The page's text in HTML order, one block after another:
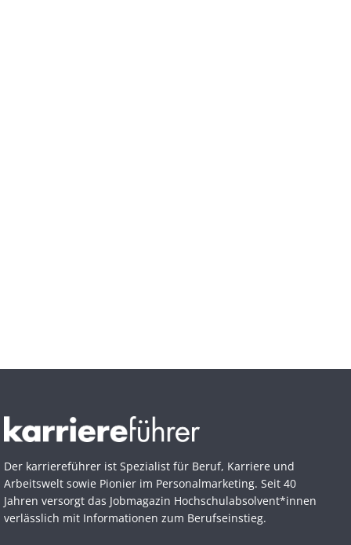
Der karriereführer ist Spezialist für Beruf, Karriere und
Arbeitswelt sowie Pionier im Personal­marketing. Seit 40
Jahren versorgt das Jobmagazin Hochschul­absolvent*innen
verlässlich mit Informationen zum Berufseinstieg.